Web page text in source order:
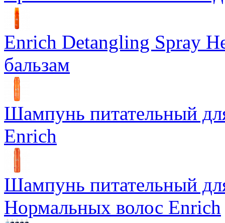
Enrich Detangling Spray
бальзам
Шампунь питательный
Enrich
Шампунь питательный
Нормальных волос Enrich